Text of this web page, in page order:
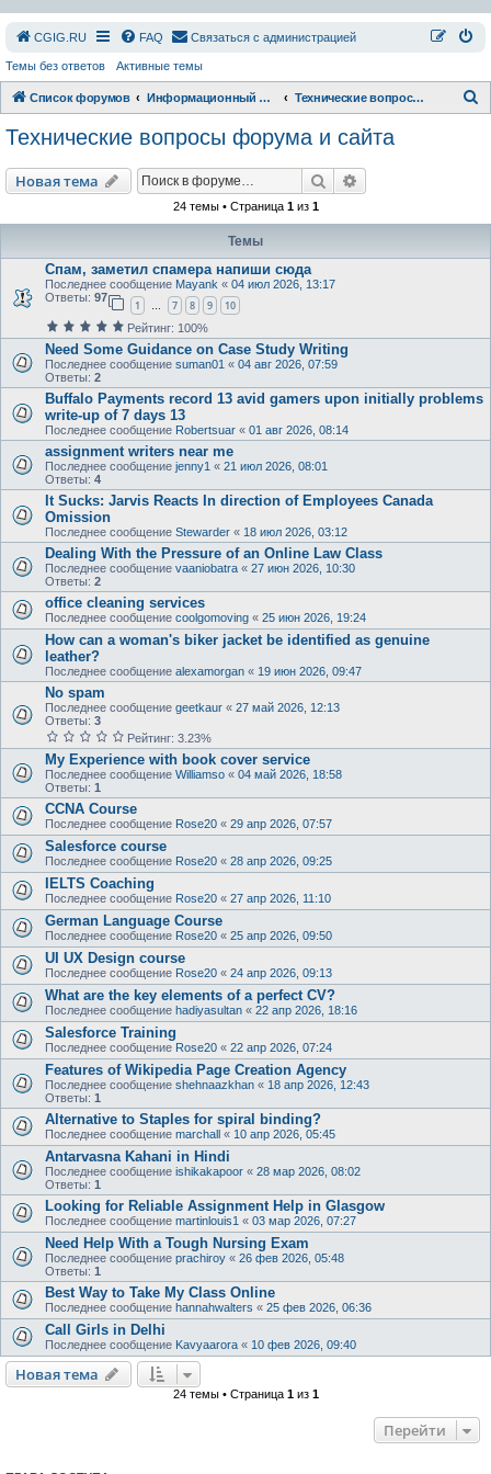
СGIG.RU FAQ Связаться с администрацией
Темы без ответов Активные темы
Список форумов Информационный раздел Технические вопросы форума и сайта
Технические вопросы форума и сайта
Новая тема Поиск
24 темы • Страница 1из 1
Темы
Спам, заметил спамера напиши сюда
Последнее сообщение Mayank « 04 июл 2026, 13:17
Ответы: 97
1 … 7 8 9 10
Рейтинг: 100%
Need Some Guidance on Case Study Writing
Последнее сообщение suman01 « 04 авг 2026, 07:59
Ответы: 2
Buffalo Payments record 13 avid gamers upon initially problems
write-up of 7 days 13
Последнее сообщение Robertsuar « 01 авг 2026, 08:14
assignment writers near me
Последнее сообщение jenny1 « 21 июл 2026, 08:01
Ответы: 4
It Sucks: Jarvis Reacts In direction of Employees Canada
Omission
Последнее сообщение Stewarder « 18 июл 2026, 03:12
Dealing With the Pressure of an Online Law Class
Последнее сообщение vaaniobatra « 27 июн 2026, 10:30
Ответы: 2
office cleaning services
Последнее сообщение coolgomoving « 25 июн 2026, 19:24
How can a woman's biker jacket be identified as genuine
leather?
Последнее сообщение alexamorgan « 19 июн 2026, 09:47
No spam
Последнее сообщение geetkaur « 27 май 2026, 12:13
Ответы: 3
Рейтинг: 3.23%
My Experience with book cover service
Последнее сообщение Williamso « 04 май 2026, 18:58
Ответы: 1
CCNA Course
Последнее сообщение Rose20 « 29 апр 2026, 07:57
Salesforce course
Последнее сообщение Rose20 « 28 апр 2026, 09:25
IELTS Coaching
Последнее сообщение Rose20 « 27 апр 2026, 11:10
German Language Course
Последнее сообщение Rose20 « 25 апр 2026, 09:50
UI UX Design course
Последнее сообщение Rose20 « 24 апр 2026, 09:13
What are the key elements of a perfect CV?
Последнее сообщение hadiyasultan « 22 апр 2026, 18:16
Salesforce Training
Последнее сообщение Rose20 « 22 апр 2026, 07:24
Features of Wikipedia Page Creation Agency
Последнее сообщение shehnaazkhan « 18 апр 2026, 12:43
Ответы: 1
Alternative to Staples for spiral binding?
Последнее сообщение marchall « 10 апр 2026, 05:45
Antarvasna Kahani in Hindi
Последнее сообщение ishikakapoor « 28 мар 2026, 08:02
Ответы: 1
Looking for Reliable Assignment Help in Glasgow
Последнее сообщение martinlouis1 « 03 мар 2026, 07:27
Need Help With a Tough Nursing Exam
Последнее сообщение prachiroy « 26 фев 2026, 05:48
Ответы: 1
Best Way to Take My Class Online
Последнее сообщение hannahwalters « 25 фев 2026, 06:36
Call Girls in Delhi
Последнее сообщение Kavyaarora « 10 фев 2026, 09:40
Новая тема
24 темы • Страница 1из 1
Перейти